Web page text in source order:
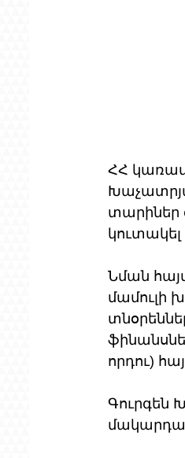
ՀՀ
տարիներ
կուտակել
Նման
մամուլի
որդու)
Գուրգեն